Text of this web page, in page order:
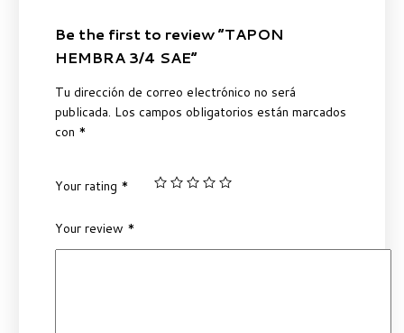
Be the first to review “TAPON
HEMBRA 3/4 SAE”
Tu dirección de correo electrónico no será
publicada. Los campos obligatorios están marcados
con *
Your rating *
Your review *